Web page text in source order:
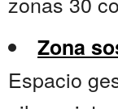
Zona
Espacio